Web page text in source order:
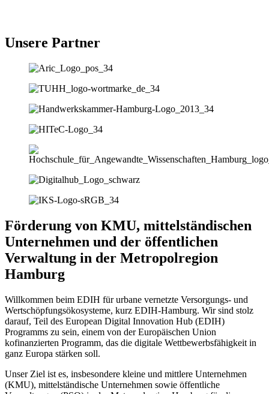
Unsere Partner
Förderung von KMU, mittelständischen
Unternehmen und der öffentlichen
Verwaltung in der Metropolregion
Hamburg
Willkommen beim EDIH für urbane vernetzte Versorgungs- und
Wertschöpfungsökosysteme, kurz EDIH-Hamburg. Wir sind stolz
darauf, Teil des European Digital Innovation Hub (EDIH)
Programms zu sein, einem von der Europäischen Union
kofinanzierten Programm, das die digitale Wettbewerbsfähigkeit in
ganz Europa stärken soll.
Unser Ziel ist es, insbesondere kleine und mittlere Unternehmen
(KMU), mittelständische Unternehmen sowie öffentliche